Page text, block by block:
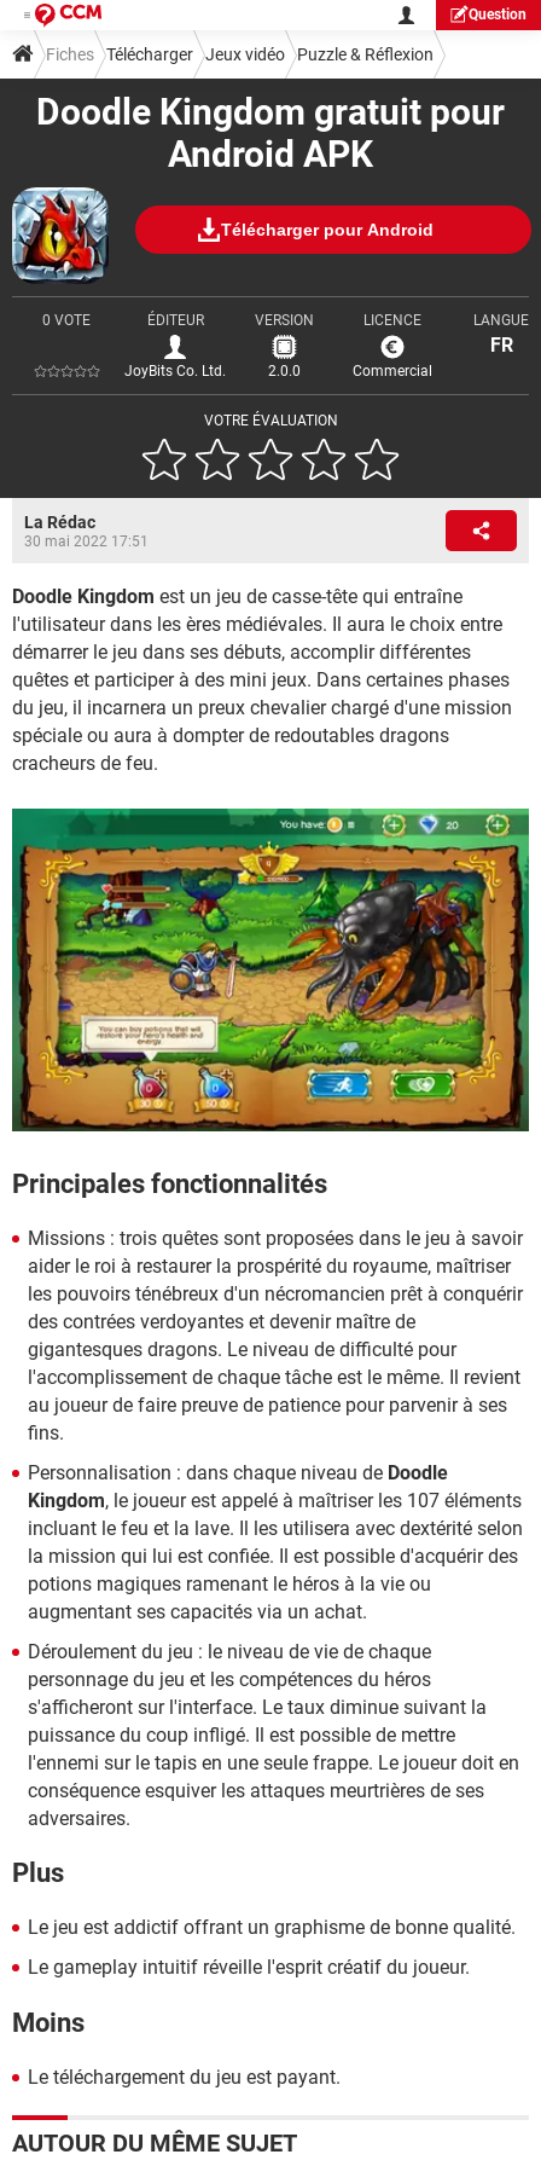
Question
Doodle Kingdom gratuit pour
Android APK
Télécharger pour Android
VOTRE ÉVALUATION
0 VOTE ÉDITEUR
JoyBits Co. Ltd.
VERSION
2.0.0
LICENCE
Commercial
LANGUE
FR
Fiches Télécharger Jeux vidéo Puzzle & Réflexion
La Rédac
30 mai 2022 17:51
Doodle Kingdom est un jeu de casse-tête qui entraîne
l'utilisateur dans les ères médiévales. Il aura le choix entre
démarrer le jeu dans ses débuts, accomplir différentes
quêtes et participer à des mini jeux. Dans certaines phases
du jeu, il incarnera un preux chevalier chargé d'une mission
spéciale ou aura à dompter de redoutables dragons
cracheurs de feu.
Principales fonctionnalités
Missions : trois quêtes sont proposées dans le jeu à savoir
aider le roi à restaurer la prospérité du royaume, maîtriser
les pouvoirs ténébreux d'un nécromancien prêt à conquérir
des contrées verdoyantes et devenir maître de
gigantesques dragons. Le niveau de difficulté pour
l'accomplissement de chaque tâche est le même. Il revient
au joueur de faire preuve de patience pour parvenir à ses
fins.
Personnalisation : dans chaque niveau de Doodle
Kingdom, le joueur est appelé à maîtriser les 107 éléments
incluant le feu et la lave. Il les utilisera avec dextérité selon
la mission qui lui est confiée. Il est possible d'acquérir des
potions magiques ramenant le héros à la vie ou
augmentant ses capacités via un achat.
Déroulement du jeu : le niveau de vie de chaque
personnage du jeu et les compétences du héros
s'afficheront sur l'interface. Le taux diminue suivant la
puissance du coup infligé. Il est possible de mettre
l'ennemi sur le tapis en une seule frappe. Le joueur doit en
conséquence esquiver les attaques meurtrières de ses
adversaires.
Plus
Le jeu est addictif offrant un graphisme de bonne qualité.
Le gameplay intuitif réveille l'esprit créatif du joueur.
Moins
Le téléchargement du jeu est payant.
AUTOUR DU MÊME SUJET